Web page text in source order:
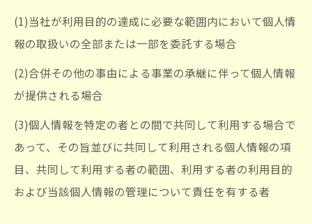
(1)当社が利用目的の達成に必要な範囲内において個人情
報の取扱いの全部または一部を委託する場合
(2)合併その他の事由による事業の承継に伴って個人情報
が提供される場合
(3)個人情報を特定の者との間で共同して利用する場合で
あって、その旨並びに共同して利用される個人情報の項
目、共同して利用する者の範囲、利用する者の利用目的
および当該個人情報の管理について責任を有する者